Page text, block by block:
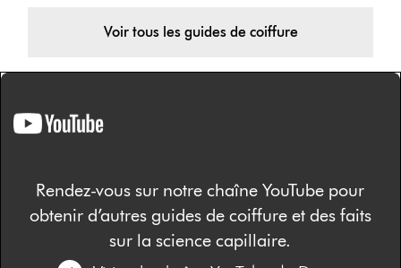
Voir tous les guides de coiffure
Rendez-vous sur notre chaîne YouTube pour
obtenir d’autres guides de coiffure et des faits
sur la science capillaire.